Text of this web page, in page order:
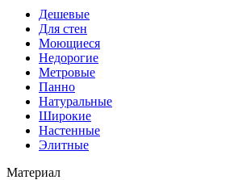
Дешевые
Для стен
Моющиеся
Недорогие
Метровые
Панно
Натуральные
Широкие
Настенные
Элитные
Материал